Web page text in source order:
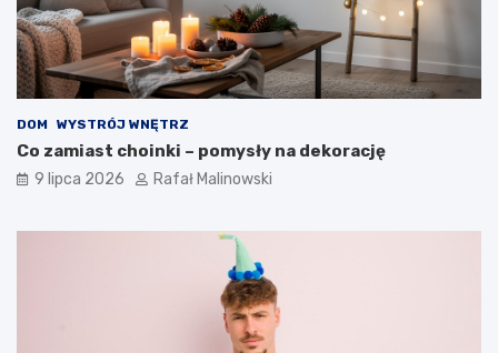
DOM WYSTRÓJ WNĘTRZ
Co zamiast choinki – pomysły na dekorację
9 lipca 2026 Rafał Malinowski